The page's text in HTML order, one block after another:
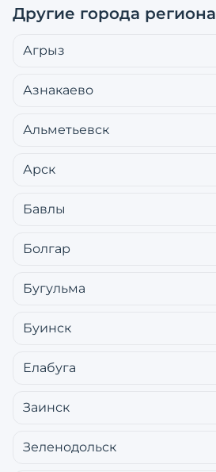
Другие города региона
Агрыз
Азнакаево
Альметьевск
Арск
Бавлы
Болгар
Бугульма
Буинск
Елабуга
Заинск
Зеленодольск